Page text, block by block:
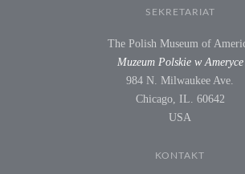
SEKRETARIAT
The Polish Museum of
Muzeum Polskie w Ameryce
984 N. Milwaukee Ave.
Chicago, IL. 60642
USA
KONTAKT